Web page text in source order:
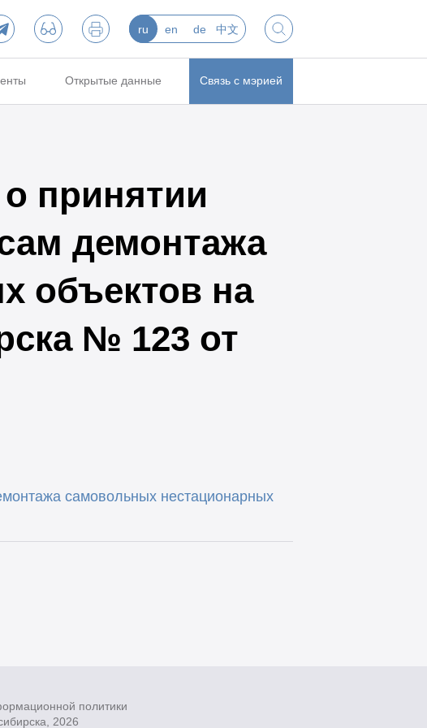
ru en de 中文
Открытые данные Связь с мэрией
принятии
демонтажа
объектов на
№ 123 от
самовольных нестационарных
политики
2026